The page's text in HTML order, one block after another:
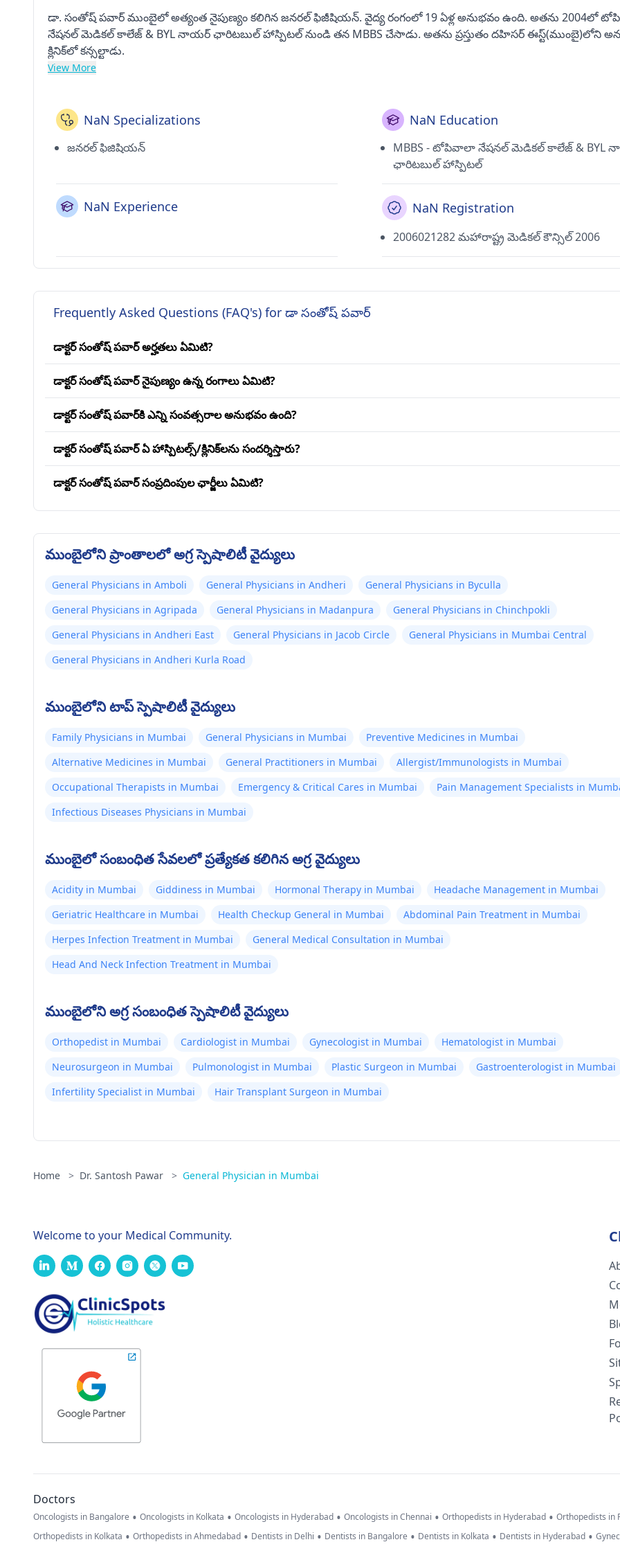
డా. సంతోష్ పవార్ ముంబైలో అత్యంత నైపుణ్యం కలిగిన జనరల్ ఫిజీషియన్. వైద్య రంగంలో 19 ఏళ్ల అనుభవం ఉంది. అతను 2004లో
నేషనల్ మెడికల్ కాలేజ్ & BYL నాయర్ ఛారిటబుల్ హాస్పిటల్ నుండి తన MBBS చేసాడు. అతను ప్రస్తుతం దహిసర్ ఈస్ట్(ముంబై)లోని
క్లినిక్‌లో కన్సల్టాడు.
View More
NaN Specializations
జనరల్ ఫిజిషియన్
NaN Education
MBBS - టోపివాలా నేషనల్ మెడికల్ కాలేజ్ & BYL
ఛారిటబుల్ హాస్పిటల్
NaN Experience NaN Registration
2006021282 మహారాష్ట్ర మెడికల్ కౌన్సిల్ 2006
Frequently Asked Questions (FAQ's) for డా సంతోష్ పవార్
డాక్టర్ సంతోష్ పవార్ అర్హతలు ఏమిటి?
డాక్టర్ సంతోష్ పవార్ నైపుణ్యం ఉన్న రంగాలు ఏమిటి?
డాక్టర్ సంతోష్ పవార్‌కి ఎన్ని సంవత్సరాల అనుభవం ఉంది?
డాక్టర్ సంతోష్ పవార్ ఏ హాస్పిటల్స్/క్లినిక్‌లను సందర్శిస్తారు?
డాక్టర్ సంతోష్ పవార్ సంప్రదింపుల ఛార్జీలు ఏమిటి?
ముంబైలోని ప్రాంతాలలో అగ్ర స్పెషాలిటీ వైద్యులు
General Physicians in Amboli General Physicians in Andheri
General Physicians in Byculla
General Physicians in Agripada
General Physicians in Madanpura
General Physicians in Chinchpokli
General Physicians in Andheri East
General Physicians in Jacob Circle
General Physicians in Mumbai Central
General Physicians in Andheri Kurla Road
ముంబైలోని టాప్ స్పెషాలిటీ వైద్యులు
Family Physicians in Mumbai General Physicians in Mumbai
Preventive Medicines in Mumbai
Alternative Medicines in Mumbai
General Practitioners in Mumbai
Allergist/Immunologists in Mumbai
Occupational Therapists in Mumbai
Emergency & Critical Cares in Mumbai
Pain Management Specialists in
Infectious Diseases Physicians in Mumbai
ముంబైలో సంబంధిత సేవలలో ప్రత్యేకత కలిగిన అగ్ర వైద్యులు
Acidity in Mumbai Giddiness in Mumbai Hormonal Therapy in Mumbai
Headache Management in Mumbai
Geriatric Healthcare in Mumbai
Health Checkup General in Mumbai
Abdominal Pain Treatment in Mumbai
Herpes Infection Treatment in Mumbai
General Medical Consultation in Mumbai
Head And Neck Infection Treatment in Mumbai
ముంబైలోని అగ్ర సంబంధిత స్పెషాలిటీ వైద్యులు
Orthopedist in Mumbai Cardiologist in Mumbai Gynecologist in Mumbai
Hematologist in Mumbai
Neurosurgeon in Mumbai
Pulmonologist in Mumbai Plastic Surgeon in Mumbai
Gastroenterologist in Mumbai
Infertility Specialist in Mumbai
Hair Transplant Surgeon in Mumbai
Home > Dr. Santosh Pawar > General Physician in Mumbai
Welcome to your Medical Community.
Doctors
Oncologists in Bangalore • Oncologists in Kolkata • Oncologists in Hyderabad • Oncologists in Chennai • Orthopedists in Hyderabad • Orthopedists in
Orthopedists in Kolkata • Orthopedists in Ahmedabad • Dentists in Delhi • Dentists in Bangalore • Dentists in Kolkata • Dentists in Hyderabad •